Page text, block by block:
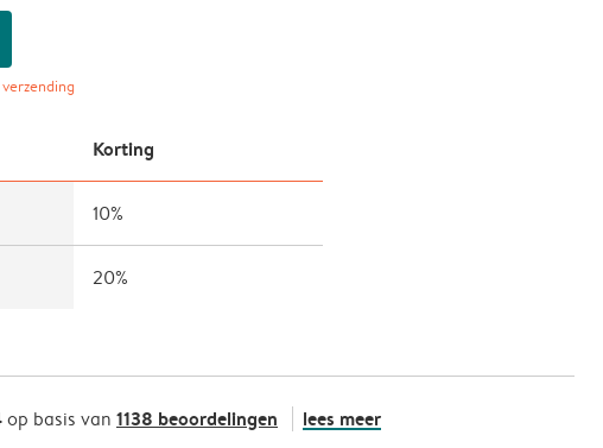
verzending
Korting
10%
20%
op basis van 1138 beoordelingen lees meer